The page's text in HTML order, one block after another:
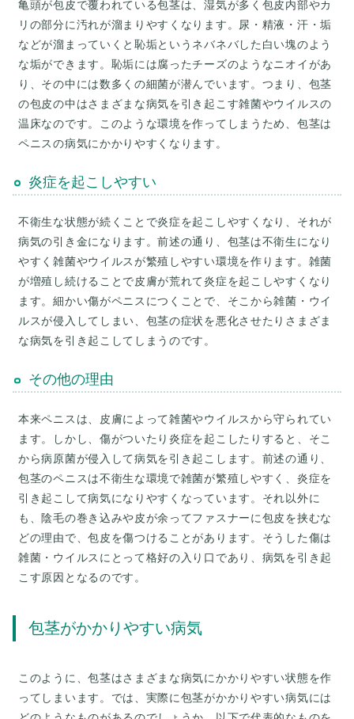
亀頭が包皮で覆われている包茎は、湿気が多く包皮内部やカ
リの部分に汚れが溜まりやすくなります。尿・精液・汗・垢
などが溜まっていくと恥垢というネバネバした白い塊のよう
な垢ができます。恥垢には腐ったチーズのようなニオイがあ
り、その中には数多くの細菌が潜んでいます。つまり、包茎
の包皮の中はさまざまな病気を引き起こす雑菌やウイルスの
温床なのです。このような環境を作ってしまうため、包茎は
ペニスの病気にかかりやすくなります。
炎症を起こしやすい
不衛生な状態が続くことで炎症を起こしやすくなり、それが
病気の引き金になります。前述の通り、包茎は不衛生になり
やすく雑菌やウイルスが繁殖しやすい環境を作ります。雑菌
が増殖し続けることで皮膚が荒れて炎症を起こしやすくなり
ます。細かい傷がペニスにつくことで、そこから雑菌・ウイ
ルスが侵入してしまい、包茎の症状を悪化させたりさまざま
な病気を引き起こしてしまうのです。
その他の理由
本来ペニスは、皮膚によって雑菌やウイルスから守られてい
ます。しかし、傷がついたり炎症を起こしたりすると、そこ
から病原菌が侵入して病気を引き起こします。前述の通り、
包茎のペニスは不衛生な環境で雑菌が繁殖しやすく、炎症を
引き起こして病気になりやすくなっています。それ以外に
も、陰毛の巻き込みや皮が余ってファスナーに包皮を挟むな
どの理由で、包皮を傷つけることがあります。そうした傷は
雑菌・ウイルスにとって格好の入り口であり、病気を引き起
こす原因となるのです。
包茎がかかりやすい病気
このように、包茎はさまざまな病気にかかりやすい状態を作
ってしまいます。では、実際に包茎がかかりやすい病気には